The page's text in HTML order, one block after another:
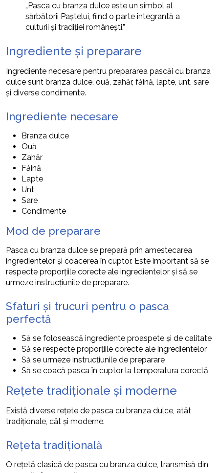
„Pasca cu branza dulce este un simbol al
sărbătorii Paștelui, fiind o parte integrantă a
culturii și tradiției românești.”
Ingrediente și preparare
Ingrediente necesare pentru prepararea pascăi cu branza
dulce sunt branza dulce, ouă, zahăr, făină, lapte, unt, sare
și diverse condimente.
Ingrediente necesare
Branza dulce
Ouă
Zahăr
Făină
Lapte
Unt
Sare
Condimente
Mod de preparare
Pasca cu branza dulce se prepară prin amestecarea
ingredientelor și coacerea în cuptor. Este important să se
respecte proporțiile corecte ale ingredientelor și să se
urmeze instrucțiunile de preparare.
Sfaturi și trucuri pentru o pasca
perfectă
Să se folosească ingrediente proaspete și de calitate
Să se respecte proporțiile corecte ale ingredientelor
Să se urmeze instrucțiunile de preparare
Să se coacă pasca în cuptor la temperatura corectă
Rețete tradiționale și moderne
Există diverse rețete de pasca cu branza dulce, atât
tradiționale, cât și moderne.
Rețeta tradițională
O rețetă clasică de pasca cu branza dulce, transmisă din